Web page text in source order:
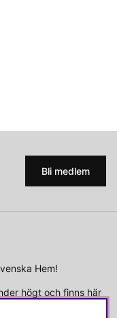
Bli medlem
Hem!
högt och finns här